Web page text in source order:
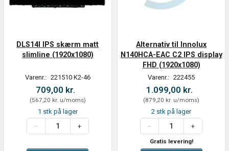
DLS14I IPS skærm matt
slimline (1920x1080)
Varenr.: 221510 K2-46
709,00 kr.
(567,20 kr. u/moms)
1 stk på lager
Alternativ til Innolux
N140HCA-EAC C2 IPS display
FHD (1920x1080)
Varenr.: 222455
1.099,00 kr.
(879,20 kr. u/moms)
2 stk på lager
Gratis levering!